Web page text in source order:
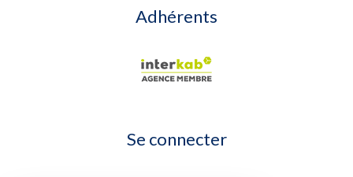
Adhérents
Se connecter